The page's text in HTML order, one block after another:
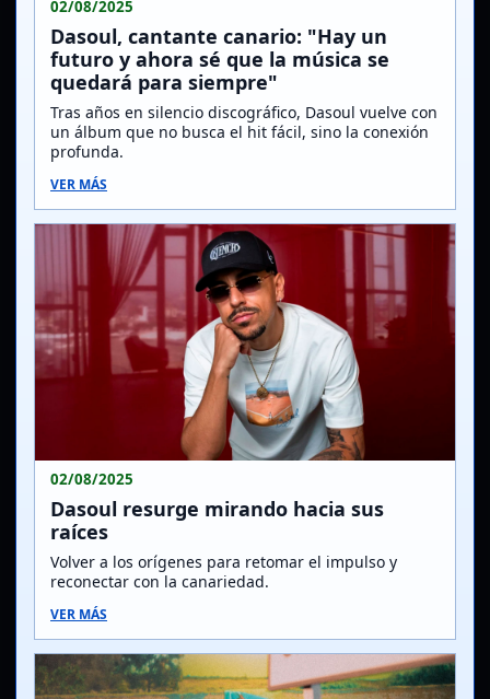
02/08/2025
Dasoul, cantante canario: "Hay un
futuro y ahora sé que la música se
quedará para siempre"
Tras años en silencio discográfico, Dasoul vuelve con
un álbum que no busca el hit fácil, sino la conexión
profunda.
VER MÁS
02/08/2025
Dasoul resurge mirando hacia sus
raíces
Volver a los orígenes para retomar el impulso y
reconectar con la canariedad.
VER MÁS